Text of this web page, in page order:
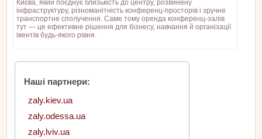
Києва, який поєднує близькість до центру, розвинену
інфраструктуру, різноманітність конференц-просторів і зручне
транспортне сполучення. Саме тому оренда конференц-залів
тут — це ефективне рішення для бізнесу, навчання й організації
івентів будь-якого рівня.
Наші партнери:
zaly.kiev.ua
zaly.odessa.ua
zaly.lviv.ua